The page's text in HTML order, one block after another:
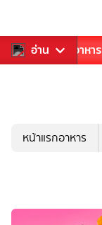
อ่าน
การเพลง อาหาร
หน้าแรกอาหาร